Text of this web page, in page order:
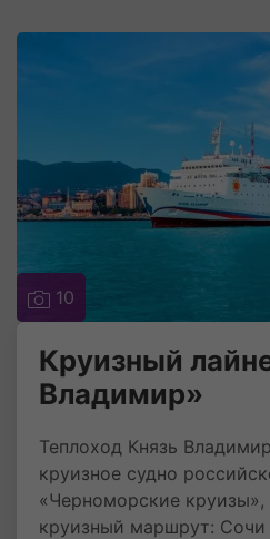
10
Круизный
Владимир»
Теплоход Князь
круизное судно
«Черноморские
круизный маршрут: